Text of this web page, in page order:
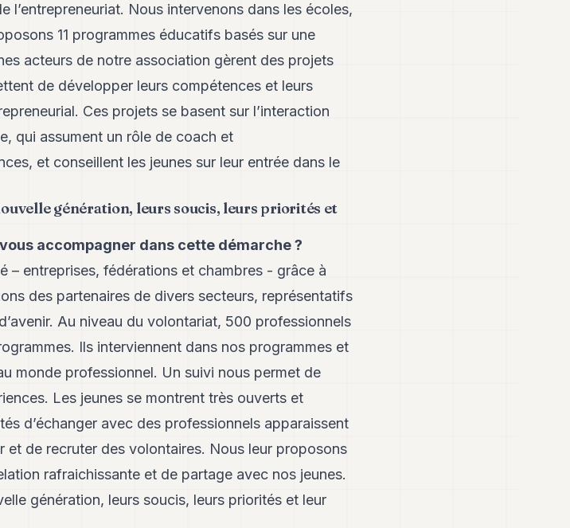
l’entrepreneuriat. Nous intervenons dans les écoles,
11 programmes éducatifs basés sur une
acteurs de notre association gèrent des projets
de développer leurs compétences et leurs
Ces projets se basent sur l’interaction
qui assument un rôle de coach et
et conseillent les jeunes sur leur entrée dans le
génération, leurs soucis, leurs priorités et
accompagner dans cette démarche ?
entreprises, fédérations et chambres - grâce à
des partenaires de divers secteurs, représentatifs
Au niveau du volontariat, 500 professionnels
Ils interviennent dans nos programmes et
monde professionnel. Un suivi nous permet de
Les jeunes se montrent très ouverts et
d’échanger avec des professionnels apparaissent
et de recruter des volontaires. Nous leur proposons
rafraichissante et de partage avec nos jeunes.
génération, leurs soucis, leurs priorités et leur